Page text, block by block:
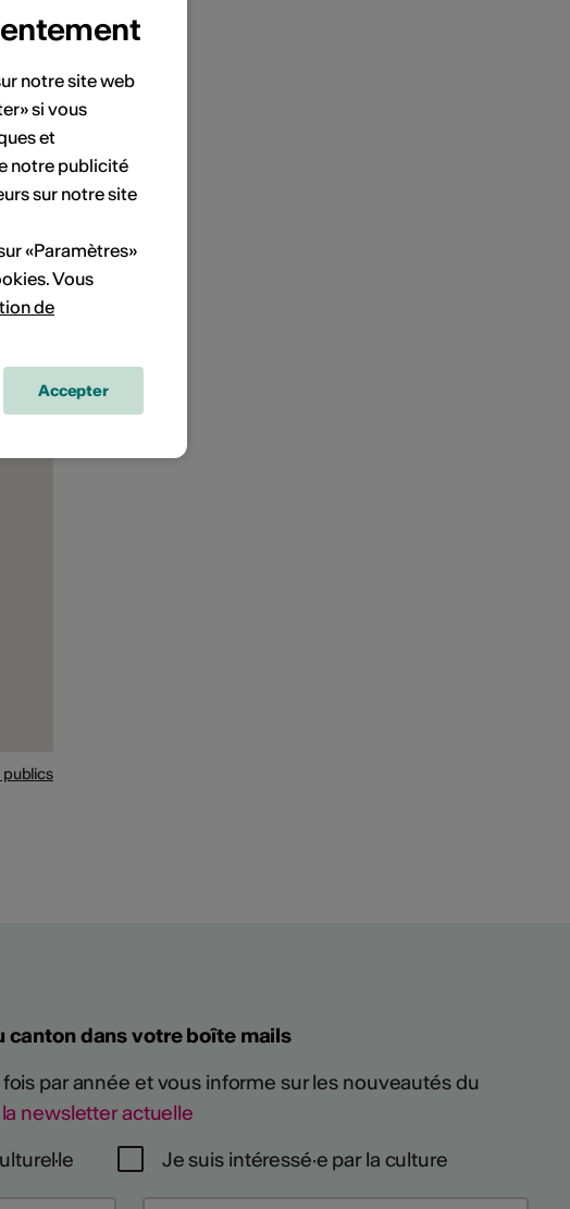
publics
dans votre boîte mails
par année et vous informe sur les nouveautés du
newsletter actuelle
Je suis intéressé·e par la culture
notre site web
si vous
et
notre publicité
sur notre site
«Paramètres»
Vous
de
Accepter